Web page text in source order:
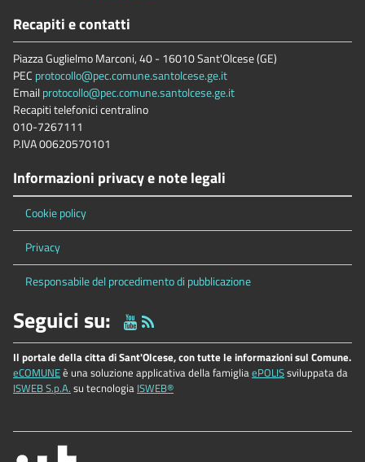
Recapiti e contatti
Piazza Guglielmo Marconi, 40 - 16010 Sant'Olcese (GE)
PEC protocollo@pec.comune.santolcese.ge.it
Emailprotocollo@pec.comune.santolcese.ge.it
Recapiti telefonici centralino
010-7267111
P.IVA 00620570101
Informazioni privacy e note legali
Cookie policy
Privacy
Responsabile del procedimento di pubblicazione
Seguici su:
Il portale della citta di Sant'Olcese, con tutte le informazioni sul Comune.
eCOMUNEè una soluzione applicativa della famigliaePOLISsviluppata da
ISWEB S.p.A. su tecnologia ISWEB®